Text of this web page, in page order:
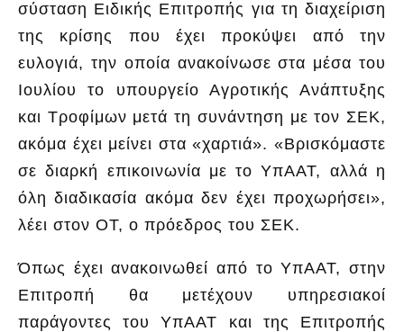
σύσταση Ειδικής Επιτροπής για τη διαχείριση
της κρίσης που έχει προκύψει από την
ευλογιά, την οποία ανακοίνωσε στα μέσα του
Ιουλίου το υπουργείο Αγροτικής Ανάπτυξης
και Τροφίμων μετά τη συνάντηση με τον ΣΕΚ,
ακόμα έχει μείνει στα «χαρτιά». «Βρισκόμαστε
σε διαρκή επικοινωνία με το ΥπΑΑΤ, αλλά η
όλη διαδικασία ακόμα δεν έχει προχωρήσει»,
λέει στον ΟΤ, ο πρόεδρος του ΣΕΚ.
Όπως έχει ανακοινωθεί από το ΥπΑΑΤ, στην
Επιτροπή θα μετέχουν υπηρεσιακοί
παράγοντες του ΥπΑΑΤ και της Επιτροπής